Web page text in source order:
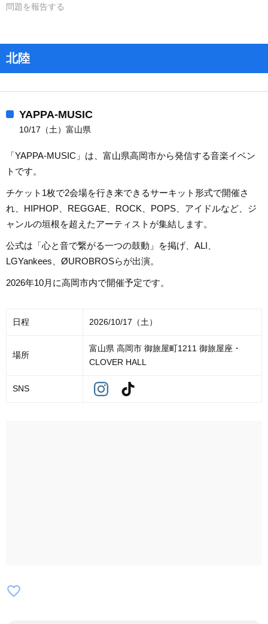
問題を報告する
北陸
YAPPA-MUSIC
10/17（土）富山県
「YAPPA-MUSIC」は、富山県高岡市から発信する音楽イベン
トです。
チケット1枚で2会場を行き来できるサーキット形式で開催さ
れ、HIPHOP、REGGAE、ROCK、POPS、アイドルなど、ジ
ャンルの垣根を超えたアーティストが集結します。
公式は「心と音で繋がる一つの鼓動」を掲げ、ALI、
LGYankees、ØUROBROSらが出演。
2026年10月に高岡市内で開催予定です。
日程 2026/10/17（土）
場所
富山県 高岡市 御旅屋町1211 御旅屋座・
CLOVER HALL
SNS
favorite_border